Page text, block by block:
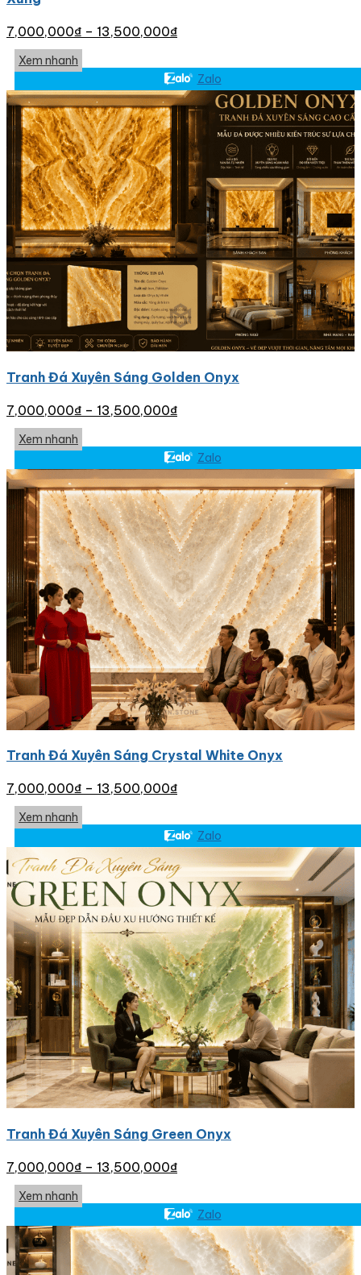
7,000,000₫ – 13,500,000₫
Xem nhanh
Zalo
Tranh Đá Xuyên Sáng Golden Onyx
7,000,000₫ – 13,500,000₫
Xem nhanh
Zalo
Tranh Đá Xuyên Sáng Crystal White Onyx
7,000,000₫ – 13,500,000₫
Xem nhanh
Zalo
Tranh Đá Xuyên Sáng Green Onyx
7,000,000₫ – 13,500,000₫
Xem nhanh
Zalo